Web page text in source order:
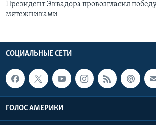
Президент Эквадора провозгласил
мятежниками
СОЦИАЛЬНЫЕ СЕТИ
ГОЛОС АМЕРИКИ